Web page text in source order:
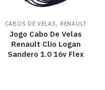
CABOS DE VELAS , RENAULT
Jogo Cabo De Velas
Renault Clio Logan
Sandero 1.0 16v Flex